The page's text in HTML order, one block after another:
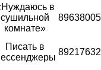
в
сушильной
комнате»
Писать в